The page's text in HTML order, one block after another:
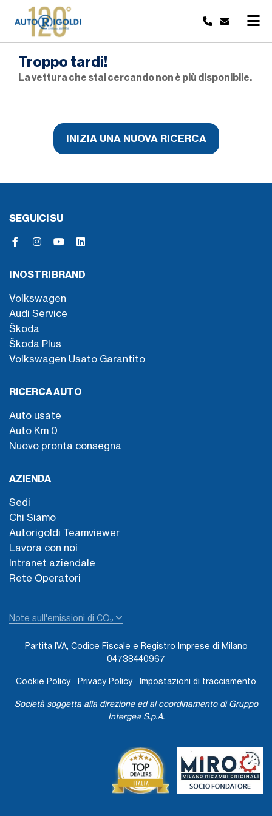
Troppo tardi!
La vettura che stai cercando non è più disponibile.
INIZIA UNA NUOVA RICERCA
SEGUICI SU
I NOSTRI BRAND
Volkswagen
Audi Service
Škoda
Škoda Plus
Volkswagen Usato Garantito
RICERCA AUTO
Auto usate
Auto Km 0
Nuovo pronta consegna
AZIENDA
Sedi
Chi Siamo
Autorigoldi Teamviewer
Lavora con noi
Intranet aziendale
Rete Operatori
Note sull'emissioni di CO₂
Partita IVA, Codice Fiscale e Registro Imprese di Milano
04738440967
Cookie Policy Privacy Policy Impostazioni di tracciamento
Società soggetta alla direzione ed al coordinamento di Gruppo
Intergea S.p.A.